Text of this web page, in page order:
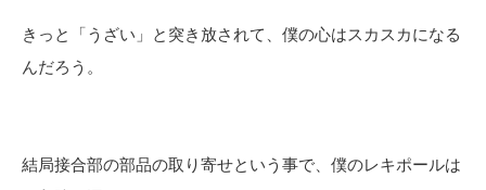
きっと「うざい」と突き放されて、僕の心はスカスカになる
んだろう。
結局接合部の部品の取り寄せという事で、僕のレキポールは